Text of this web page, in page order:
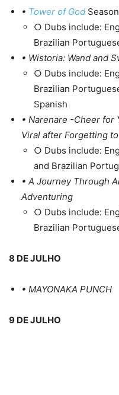
• Tower of God
○ Dubs include:
Brazilian
• Wistoria: Wand and
○ Dubs include:
Brazilian
Spanish
• Narenare -Cheer for
Viral after Forgetting
○ Dubs include:
and Brazilian
• A Journey Through
Adventuring
○ Dubs include:
Brazilian
8 DE JULHO
• MAYONAKA PUNCH
9 DE JULHO